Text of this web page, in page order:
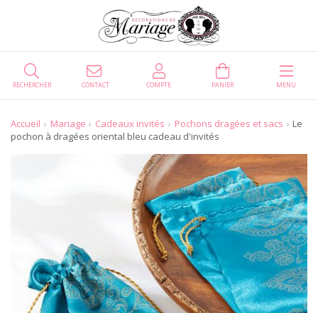
CONTACT
RECHERCHER COMPTE PANIER MENU
Accueil Mariage Cadeaux invités Pochons dragées et sacs
Le
pochon à dragées oriental bleu cadeau d'invités